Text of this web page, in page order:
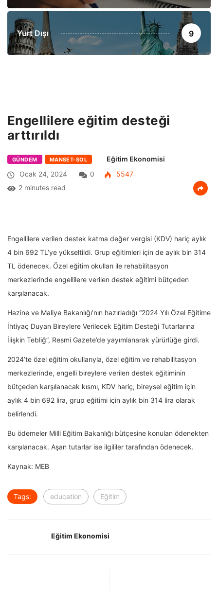
Yurt Dışı 9
Engellilere eğitim desteği
arttırıldı
GÜNDEM MANSET-SOL
Eğitim Ekonomisi
Ocak 24, 2024
0
5547
2 minutes read
Engellilere verilen destek katma değer vergisi (KDV) hariç aylık
4 bin 692 TL’ye yükseltildi. Grup eğitimleri için de aylık bin 314
TL ödenecek. Özel eğitim okulları ile rehabilitasyon
merkezlerinde engellilere verilen destek eğitimi bütçeden
karşılanacak.
Hazine ve Maliye Bakanlığı’nın hazırladığı “2024 Yılı Özel Eğitime
İhtiyaç Duyan Bireylere Verilecek Eğitim Desteği Tutarlarına
İlişkin Tebliğ”, Resmi Gazete’de yayımlanarak yürürlüğe girdi.
2024’te özel eğitim okullarıyla, özel eğitim ve rehabilitasyon
merkezlerinde, engelli bireylere verilen destek eğitiminin
bütçeden karşılanacak kısmı, KDV hariç, bireysel eğitim için
aylık 4 bin 692 lira, grup eğitimi için aylık bin 314 lira olarak
belirlendi.
Bu ödemeler Milli Eğitim Bakanlığı bütçesine konulan ödenekten
karşılanacak. Aşan tutarlar ise ilgililer tarafından ödenecek.
Kaynak: MEB
Tags: education Eğitim
Eğitim Ekonomisi